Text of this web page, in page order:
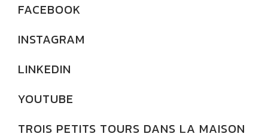
FACEBOOK
INSTAGRAM
LINKEDIN
YOUTUBE
TROIS PETITS TOURS DANS LA MAISON